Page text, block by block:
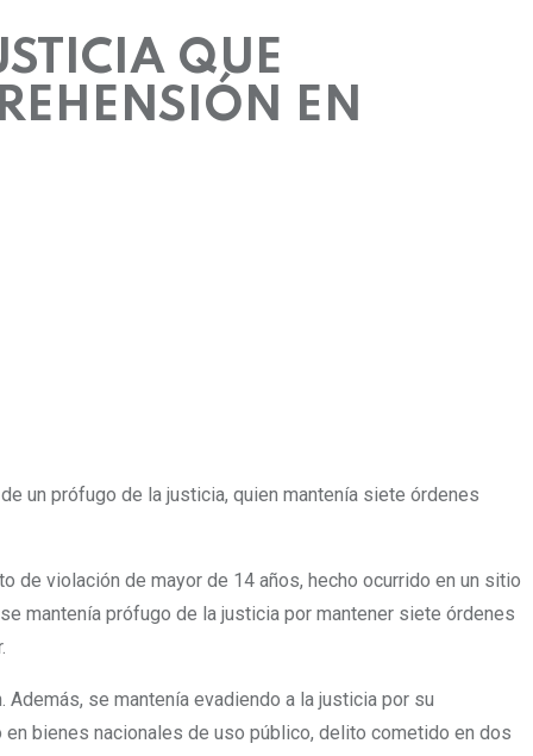
QUE
EN
un prófugo de la justicia, quien mantenía siete órdenes
de violación de mayor de 14 años, hecho ocurrido en un sitio
mantenía prófugo de la justicia por mantener siete órdenes
se mantenía evadiendo a la justicia por su
bienes nacionales de uso público, delito cometido en dos